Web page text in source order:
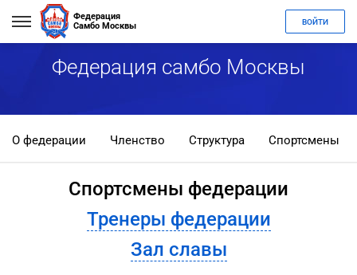
Федерация
Самбо Москвы
ВОЙТИ
Федерация самбо Москвы
О федерации Членство Структура Спортсмены
Спортсмены федерации
Тренеры федерации
Зал славы